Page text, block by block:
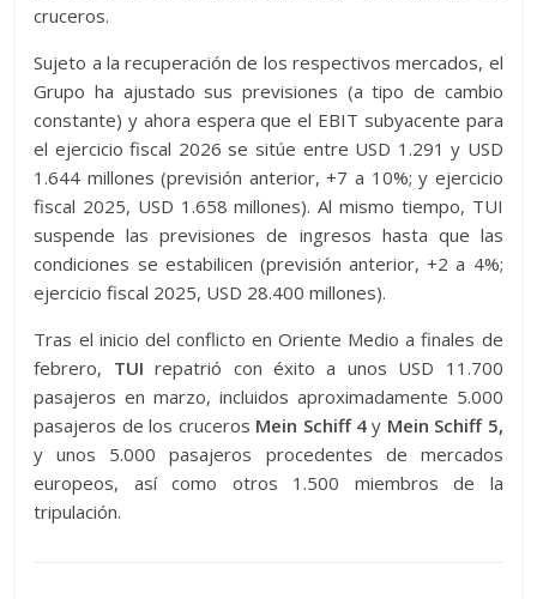
cruceros.
Sujeto a la recuperación de los respectivos mercados, el
Grupo ha ajustado sus previsiones (a tipo de cambio
constante) y ahora espera que el EBIT subyacente para
el ejercicio fiscal 2026 se sitúe entre USD 1.291 y USD
1.644 millones (previsión anterior, +7 a 10%; y ejercicio
fiscal 2025, USD 1.658 millones). Al mismo tiempo, TUI
suspende las previsiones de ingresos hasta que las
condiciones se estabilicen (previsión anterior, +2 a 4%;
ejercicio fiscal 2025, USD 28.400 millones).
Tras el inicio del conflicto en Oriente Medio a finales de
febrero, TUI repatrió con éxito a unos USD 11.700
pasajeros en marzo, incluidos aproximadamente 5.000
pasajeros de los cruceros Mein Schiff 4y Mein Schiff 5,
y unos 5.000 pasajeros procedentes de mercados
europeos, así como otros 1.500 miembros de la
tripulación.